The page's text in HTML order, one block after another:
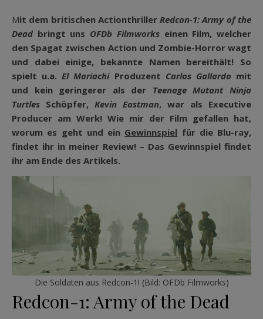
Mit dem britischen ActionthrillerRedcon-1: Army of the
Dead bringt uns OFDb Filmworkseinen Film, welcher
den Spagat zwischen Action und Zombie-Horror wagt
und dabei einige, bekannte Namen bereithält! So
spielt u.a.El MariachiProduzent Carlos Gallardo mit
und kein geringerer als der Teenage Mutant Ninja
Turtles Schöpfer, Kevin Eastman, war als Executive
Producer am Werk! Wie mir der Film gefallen hat,
worum es geht und ein Gewinnspiel für die Blu-ray,
findet ihr in meiner Review! – Das Gewinnspiel findet
ihr am Ende des Artikels.
Die Soldaten aus Redcon-1! (Bild: OFDb Filmworks)
Redcon-1: Army of the Dead